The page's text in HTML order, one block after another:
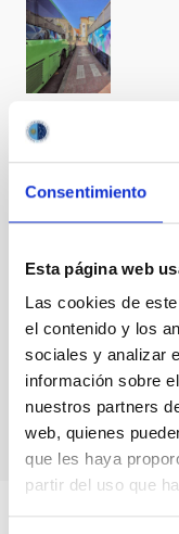
Consentimiento
Esta página web
Las cookies de
el contenido y los
sociales y analizar
información sobre
nuestros partners
web, quienes
que les haya
partir del uso que
Leavitt in
Tacoronte
too
Henrietta
Leavitt in
Tacoronte